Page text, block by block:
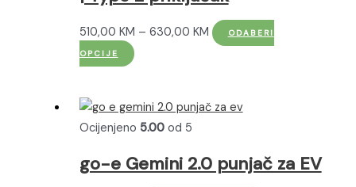
510,00 KM – 630,00 KMRaspon
do
ODABERI
OPCIJE
Ovaj
više
varijanti.
Opcije
se
Ocijenjeno 5.00od 5
go-e Gemini 2.0 punjač za EV